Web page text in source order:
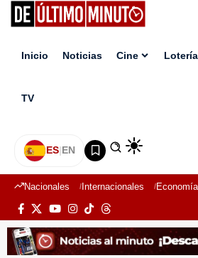
Inicio Noticias Cine
TV
ES|EN
Nacionales Internacionales Economía